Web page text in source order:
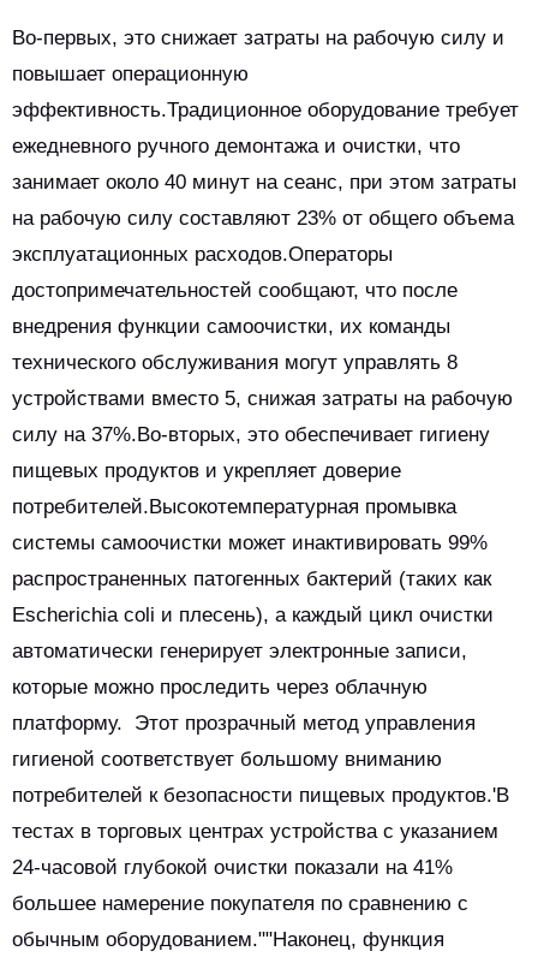
Во-первых, это снижает затраты на рабочую силу и
повышает операционную
эффективность.Традиционное оборудование требует
ежедневного ручного демонтажа и очистки, что
занимает около 40 минут на сеанс, при этом затраты
на рабочую силу составляют 23% от общего объема
эксплуатационных расходов.Операторы
достопримечательностей сообщают, что после
внедрения функции самоочистки, их команды
технического обслуживания могут управлять 8
устройствами вместо 5, снижая затраты на рабочую
силу на 37%.Во-вторых, это обеспечивает гигиену
пищевых продуктов и укрепляет доверие
потребителей.Высокотемпературная промывка
системы самоочистки может инактивировать 99%
распространенных патогенных бактерий (таких как
Escherichia coli и плесень), а каждый цикл очистки
автоматически генерирует электронные записи,
которые можно проследить через облачную
платформу. Этот прозрачный метод управления
гигиеной соответствует большому вниманию
потребителей к безопасности пищевых продуктов.'В
тестах в торговых центрах устройства с указанием
24-часовой глубокой очистки показали на 41%
большее намерение покупателя по сравнению с
обычным оборудованием.""Наконец, функция